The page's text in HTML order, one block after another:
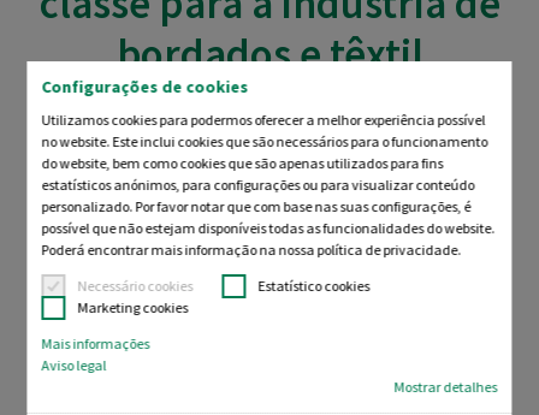
Configurações de cookies
Utilizamos cookies para podermos oferecer a melhor experiência possível
no website. Este inclui cookies que são necessários para o funcionamento
do website, bem como cookies que são apenas utilizados para fins
estatísticos anónimos, para configurações ou para visualizar conteúdo
personalizado. Por favor notar que com base nas suas configurações, é
possível que não estejam disponíveis todas as funcionalidades do website.
Poderá encontrar mais informação na nossa política de privacidade.
Necessário cookies
Estatístico cookies
Marketing cookies
Mais informações
Aviso legal
Mostrar detalhes
bordados e têxtil
A Madeira Garnfabrik é um dos fabricantes de linhas líderes
em todo o mundo e o seu parceiro para linhas de bordar de
qualidade, estabilizadores e acessórios. Com base na nossa
história de um século, produzimos e comercializamos
produtos de renome que foram otimizados para produção
em máquinas de bordar de várias agulhas. Apreciados por
inúmeras marcas e bordadores profissionais, temos muito